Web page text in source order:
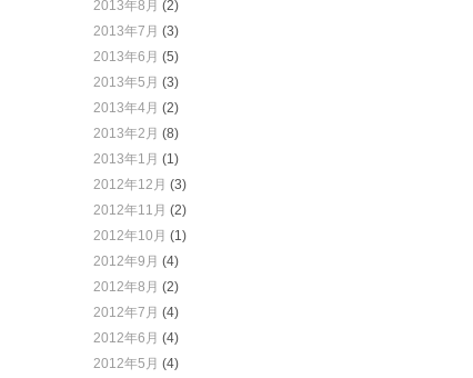
2013年8月 (2)
2013年7月 (3)
2013年6月 (5)
2013年5月 (3)
2013年4月 (2)
2013年2月 (8)
2013年1月 (1)
2012年12月 (3)
2012年11月 (2)
2012年10月 (1)
2012年9月 (4)
2012年8月 (2)
2012年7月 (4)
2012年6月 (4)
2012年5月 (4)